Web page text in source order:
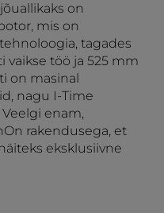
on
mis on
tagades
vaikse töö ja 525 mm
on masinal
nagu I-Time
enam,
rakendusega, et
eksklusiivne